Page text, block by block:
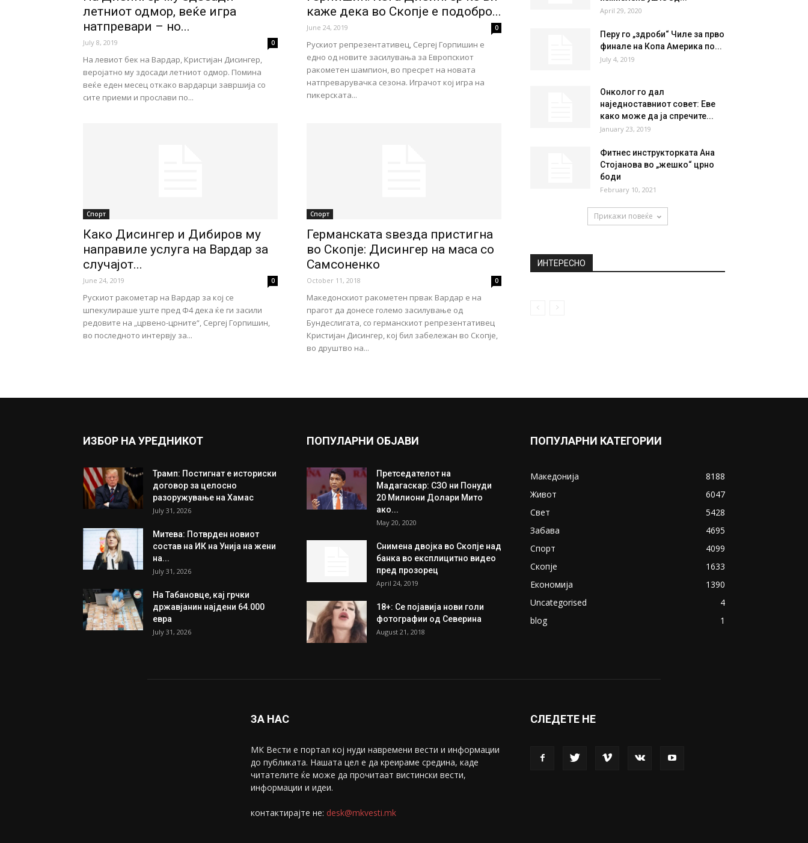
летниот одмор, веќе игра
натпревари – но...
July 8, 2019 0
На левиот бек на Вардар, Кристијан Дисингер,
веројатно му здосади летниот одмор. Помина
веќе еден месец откако вардарци завршија со
сите приеми и прослави по...
каже дека во Скопје е подобро...
June 24, 2019 0
Рускиот репрезентативец, Сергеј Горпишин е
едно од новите засилувања за Европскиот
ракометен шампион, во пресрет на новата
натпреварувачка сезона. Играчот кој игра на
пикерската...
Спорт
Како Дисингер и Дибиров му
направиле услуга на Вардар за
случајот...
June 24, 2019 0
Рускиот ракометар на Вардар за кој се
шпекулираше уште пред Ф4 дека ќе ги засили
редовите на „црвено-црните“, Сергеј Горпишин,
во последното интервју за...
Спорт
Германската ѕвезда пристигна
во Скопје: Дисингер на маса со
Самсоненко
October 11, 2018 0
Македонскиот ракометен првак Вардар е на
прагот да донесе големо засилување од
Бундеслигата, со германскиот репрезентативец
Кристијан Дисингер, кој бил забележан во Скопје,
во друштво на...
April 29, 2020
Перу го „здроби“ Чиле за прво
финале на Копа Америка по...
July 4, 2019
Онколог го дал
наједноставниот совет: Еве
како може да ја спречите...
January 23, 2019
Фитнес инструкторката Ана
Стојанова во „жешко“ црно
боди
February 10, 2021
Прикажи повеќе
ИНТЕРЕСНО
ИЗБОР НА УРЕДНИКОТ
Трамп: Постигнат е историски
договор за целосно
разоружување на Хамас
July 31, 2026
Митева: Потврден новиот
состав на ИК на Унија на жени
на...
July 31, 2026
На Табановце, кај грчки
државјанин најдени 64.000
евра
July 31, 2026
ПОПУЛАРНИ ОБЈАВИ
Претседателот на
Мадагаскар: СЗО ни Понуди
20 Милиони Долари Мито
ако...
May 20, 2020
Снимена двојка во Скопје над
банка во експлицитно видео
пред прозорец
April 24, 2019
18+: Се појавија нови голи
фотографии од Северина
August 21, 2018
ПОПУЛАРНИ КАТЕГОРИИ
Македонија
8188
Живот
6047
Свет
5428
Забава
4695
Спорт
4099
Скопје
1633
Економија
1390
Uncategorised
4
blog
1
ЗА НАС
МК Вести е портал коj нуди навремени вести и информации
до публиката. Нашата цел е да креираме средина, каде
читателите ќе може да прочитаат вистински вести,
информации и идеи.
контактирајте не: desk@mkvesti.mk
СЛЕДЕТЕ НЕ